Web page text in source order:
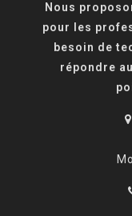
Nous
pour les
besoin de
répondre